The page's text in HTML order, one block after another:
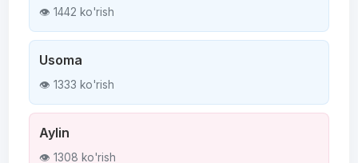
👁 1442 ko'rish
Usoma
👁 1333 ko'rish
Aylin
👁 1308 ko'rish